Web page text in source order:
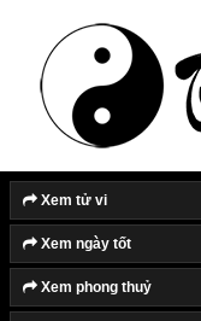
Xem tử vi
Xem ngày tốt
Xem phong thuỷ